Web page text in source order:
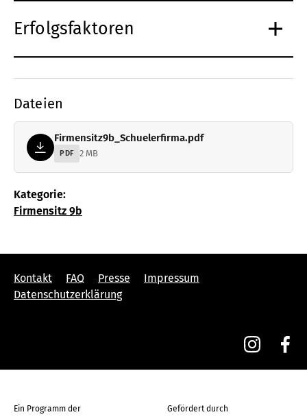
Erfolgsfaktoren
Dateien
Firmensitz9b_Schuelerfirma.pdf
PDF 2 MB
Kategorie:
Firmensitz 9b
Kontakt FAQ Presse
Impressum
Datenschutzerklärung
Ein Programm der Gefördert durch